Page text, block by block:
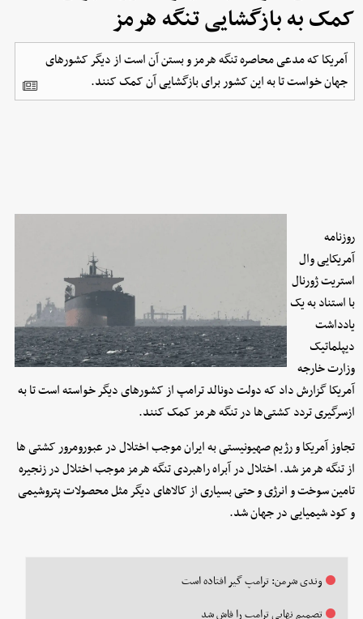
کمک به بازگشایی تنگه هرمز
آمریکا که مدعی محاصره تنگه هرمز و بستن آن است از دیگر کشورهای
جهان خواست تا به این کشور برای بازگشایی آن کمک کنند.
روزنامه
آمریکایی وال
استریت ژورنال
با استناد به یک
یادداشت
دیپلماتیک
وزارت خارجه
آمریکا گزارش داد که دولت دونالد ترامپ از کشورهای دیگر خواسته است تا به
ازسرگیری تردد کشتی‌ها در تنگه هرمز کمک کنند.
تجاوز آمریکا و رژیم صهیونیستی به ایران موجب اختلال در عبورومرور کشتی ها
از تنگه هرمز شد. اختلال در آبراه راهبردی تنگه هرمز موجب اختلال در زنجیره
تامین سوخت و انرژی و حتی بسیاری از کالاهای دیگر مثل محصولات پتروشیمی
و کود شیمیایی در جهان شد.
وندی شرمن: ترامپ گیر افتاده است
تصمیم نهایی ترامپ را فاش شد